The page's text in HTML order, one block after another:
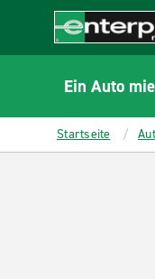
CONTENT
Enterprise
Ein Auto
Startseite